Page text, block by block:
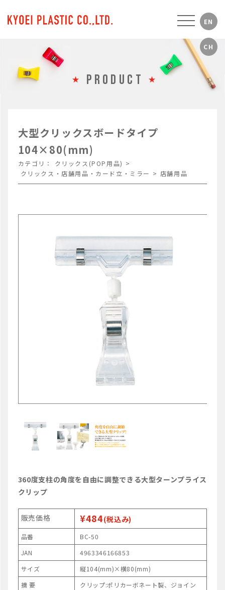
PRODUCT
大型クリックスボードタイプ
104×80(mm)
カテゴリ： クリックス(POP用品) >
クリックス・店舗用品・カード立・ミラー > 店舗用品
360度支柱の角度を自由に調整できる大型ターンプライス
クリップ
販売価格 ¥484(税込み)
品番
BC-50
JAN
4963346166853
サイズ
縦104(mm)×横80(mm)
摘 要
クリップ:ポリカーボネート製、ジョイン